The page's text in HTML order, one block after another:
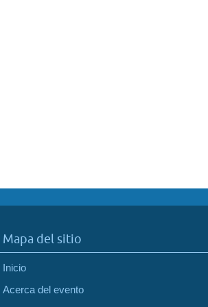
Mapa del sitio
Inicio
Acerca del evento